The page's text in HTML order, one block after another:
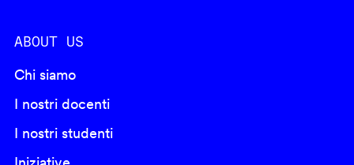
ABOUT US
Chi siamo
I nostri docenti
I nostri studenti